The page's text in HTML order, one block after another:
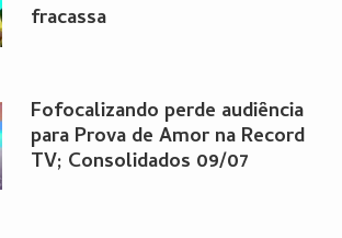
fracassa
Fofocalizando perde audiência
para Prova de Amor na Record
TV; Consolidados 09/07